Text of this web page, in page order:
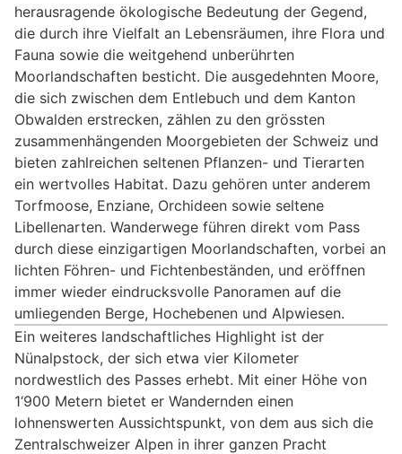
herausragende ökologische Bedeutung der Gegend,
die durch ihre Vielfalt an Lebensräumen, ihre Flora und
Fauna sowie die weitgehend unberührten
Moorlandschaften besticht. Die ausgedehnten Moore,
die sich zwischen dem Entlebuch und dem Kanton
Obwalden erstrecken, zählen zu den grössten
zusammenhängenden Moorgebieten der Schweiz und
bieten zahlreichen seltenen Pflanzen- und Tierarten
ein wertvolles Habitat. Dazu gehören unter anderem
Torfmoose, Enziane, Orchideen sowie seltene
Libellenarten. Wanderwege führen direkt vom Pass
durch diese einzigartigen Moorlandschaften, vorbei an
lichten Föhren- und Fichtenbeständen, und eröffnen
immer wieder eindrucksvolle Panoramen auf die
umliegenden Berge, Hochebenen und Alpwiesen.
Ein weiteres landschaftliches Highlight ist der
Nünalpstock, der sich etwa vier Kilometer
nordwestlich des Passes erhebt. Mit einer Höhe von
1‘900 Metern bietet er Wandernden einen
lohnenswerten Aussichtspunkt, von dem aus sich die
Zentralschweizer Alpen in ihrer ganzen Pracht